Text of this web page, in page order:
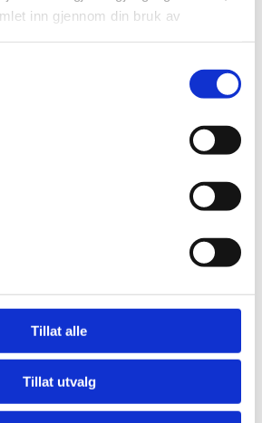
inn gjennom din bruk av
Tillat alle
Tillat utvalg
partner. Vi verdsetter god og
derfor er det viktig for oss og våre
løsninger av høy kvalitet –
pris.